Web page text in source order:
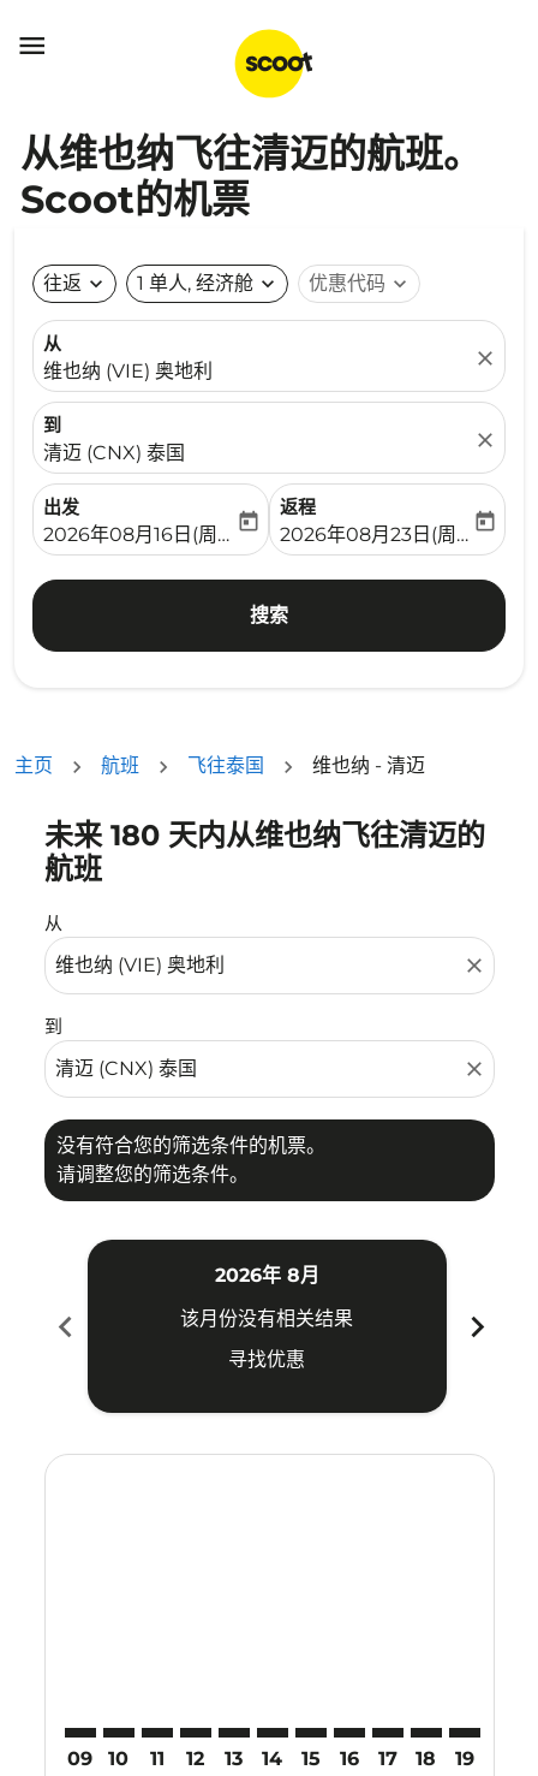

从维也纳飞往清迈的航班。
Scoot的机票
往返 expand_more 1 单人, 经济舱 expand_more 优惠代码 expand_more
从
维也纳 (VIE) 奥地利
close
到
清迈 (CNX) 泰国
close
出发
fc-booking-departure-date-aria-label
2026年08月16日(周日)
today
返程
fc-booking-return-date-
2026年08月23日(周日)
today
搜索
主页 航班 飞往泰国 维也纳 - 清迈
未来 180 天内从维也纳飞往清迈的
航班
从
close
到
close
没有符合您的筛选条件的机票。
请调整您的筛选条件。
没有符合您的筛选条件的机票。请调整您的筛选条件。
chevron_left
2026年 8月
该月份没有相关结果
寻找优惠
chevron_right
09 10 11 12 13 14 15 16 17 18 19